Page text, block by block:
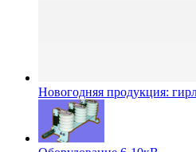
Новогодняя продукция: